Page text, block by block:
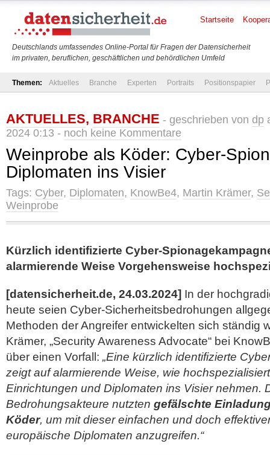
Deutschlands umfassendes Online-Portal für Fragen der Datensicherheit
im privaten, beruflichen, geschäftlichen und behördlichen Umfeld
Startseite
Themen: Aktuelles Branche Experten Portraits Positionspapier
AKTUELLES, BRANCHE - geschrieben von dp
2024 0:13 - noch keine Kommentare
Weinprobe als Köder: Cyber-
Diplomaten ins Visier
Tags: Cyber, Diplomaten, KnowBe4, Martin Krämer,
Weinprobe
Kürzlich identifizierte Cyber-
alarmierende Weise Vorgehensweise
[datensicherheit.de, 24.03.2024] In der
heute seien Cyber-Sicherheitsbedrohungen
Methoden der Angreifer entwickelten sich ständig
Krämer, „Security Awareness Advocate“ bei
über einen Vorfall: „Eine kürzlich identifizierte
zeigt auf alarmierende Weise, wie
Einrichtungen und Diplomaten ins Visier nehmen.
Bedrohungsakteure nutzten gefälschte
Köder, um mit dieser einfachen und doch
europäische Diplomaten anzugreifen.“